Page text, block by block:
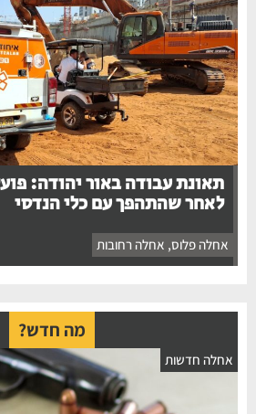
תאונת עבודה באור יהודה: פועל
לאחר שהתהפך עם כלי הנדסי
אחלה פלוס ,אחלה רחובות
מה חדש?
חדשות